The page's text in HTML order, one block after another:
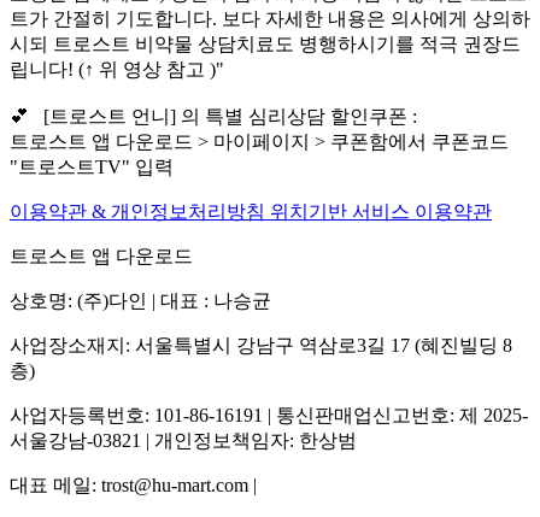
트가 간절히 기도합니다. 보다 자세한 내용은 의사에게 상의하
시되 트로스트 비약물 상담치료도 병행하시기를 적극 권장드
립니다! (↑ 위 영상 참고 )"
💕 [트로스트 언니] 의 특별 심리상담 할인쿠폰 :
트로스트 앱 다운로드 > 마이페이지 > 쿠폰함에서 쿠폰코드
"트로스트TV" 입력
이용약관 & 개인정보처리방침 위치기반 서비스 이용약관
트로스트 앱 다운로드
상호명: (주)다인 | 대표 : 나승균
사업장소재지: 서울특별시 강남구 역삼로3길 17 (혜진빌딩 8
층)
사업자등록번호: 101-86-16191 | 통신판매업신고번호: 제 2025-
서울강남-03821 | 개인정보책임자: 한상범
대표 메일: trost@hu-mart.com |